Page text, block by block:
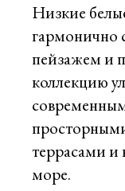
Низкие
гармонично
пейзажем и
коллекцию
террасами и
море.